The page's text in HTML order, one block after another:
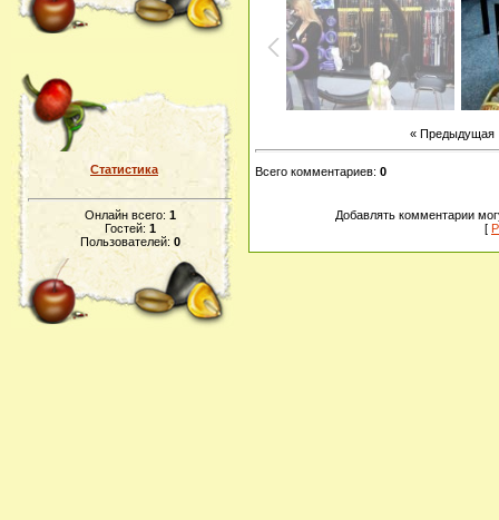
Статистика
Онлайн всего: 1
Гостей: 1
Пользователей: 0
« Предыдущая
Всего комментариев: 0
Добавлять комментарии
[